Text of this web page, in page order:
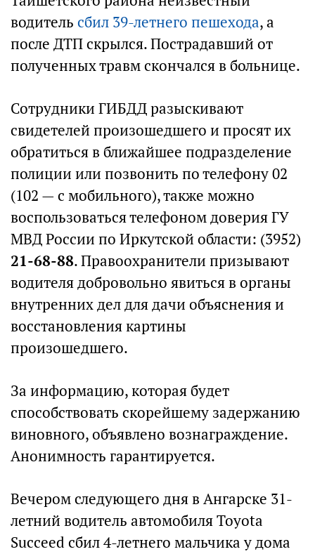
водитель сбил 39-летнего пешехода, а
после ДТП скрылся. Пострадавший от
полученных травм скончался в больнице.
Сотрудники ГИБДД разыскивают
свидетелей произошедшего и просят их
обратиться в ближайшее подразделение
полиции или позвонить по телефону 02
(102 — с мобильного), также можно
воспользоваться телефоном доверия ГУ
МВД России по Иркутской области: (3952)
21-68-88. Правоохранители призывают
водителя добровольно явиться в органы
внутренних дел для дачи объяснения и
восстановления картины
произошедшего.
За информацию, которая будет
способствовать скорейшему задержанию
виновного, объявлено вознаграждение.
Анонимность гарантируется.
Вечером следующего дня в Ангарске 31-
летний водитель автомобиля Toyota
Succeed сбил 4-летнего мальчика у дома